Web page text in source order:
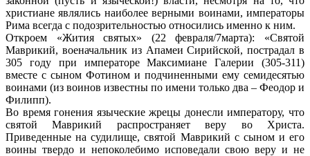
христиане являлись наиболее верными воинами, императоры
Рима всегда с подозрительностью относились именно к ним.
Откроем «Жития святых» (22 февраля/7марта): «Святой
Маврикий, военачальник из Апамеи Сирийской, пострадал в
305 году при императоре Максимиане Галерии (305-311)
вместе с сыном Фотином и подчиненными ему семидесятью
воинами (из воинов известны по имени только два – Феодор и
Филипп).
Во время гонения языческие жрецы донесли императору, что
святой Маврикий распространяет веру во Христа.
Приведенные на судилище, святой Маврикий с сыном и его
воины твердо и непоколебимо исповедали свою веру и не